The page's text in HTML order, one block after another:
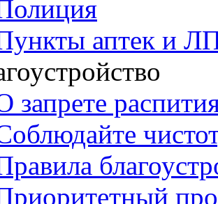
аптек и
запрете